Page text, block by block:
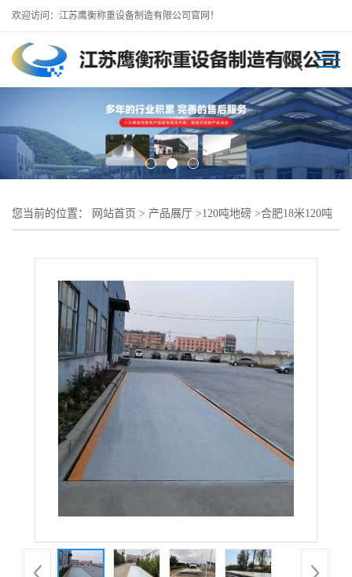
欢迎访问：江苏鹰衡称重设备制造有限公司官网！
您当前的位置： 网站首页 > 产品展厅 >120吨地磅 >合肥18米120吨